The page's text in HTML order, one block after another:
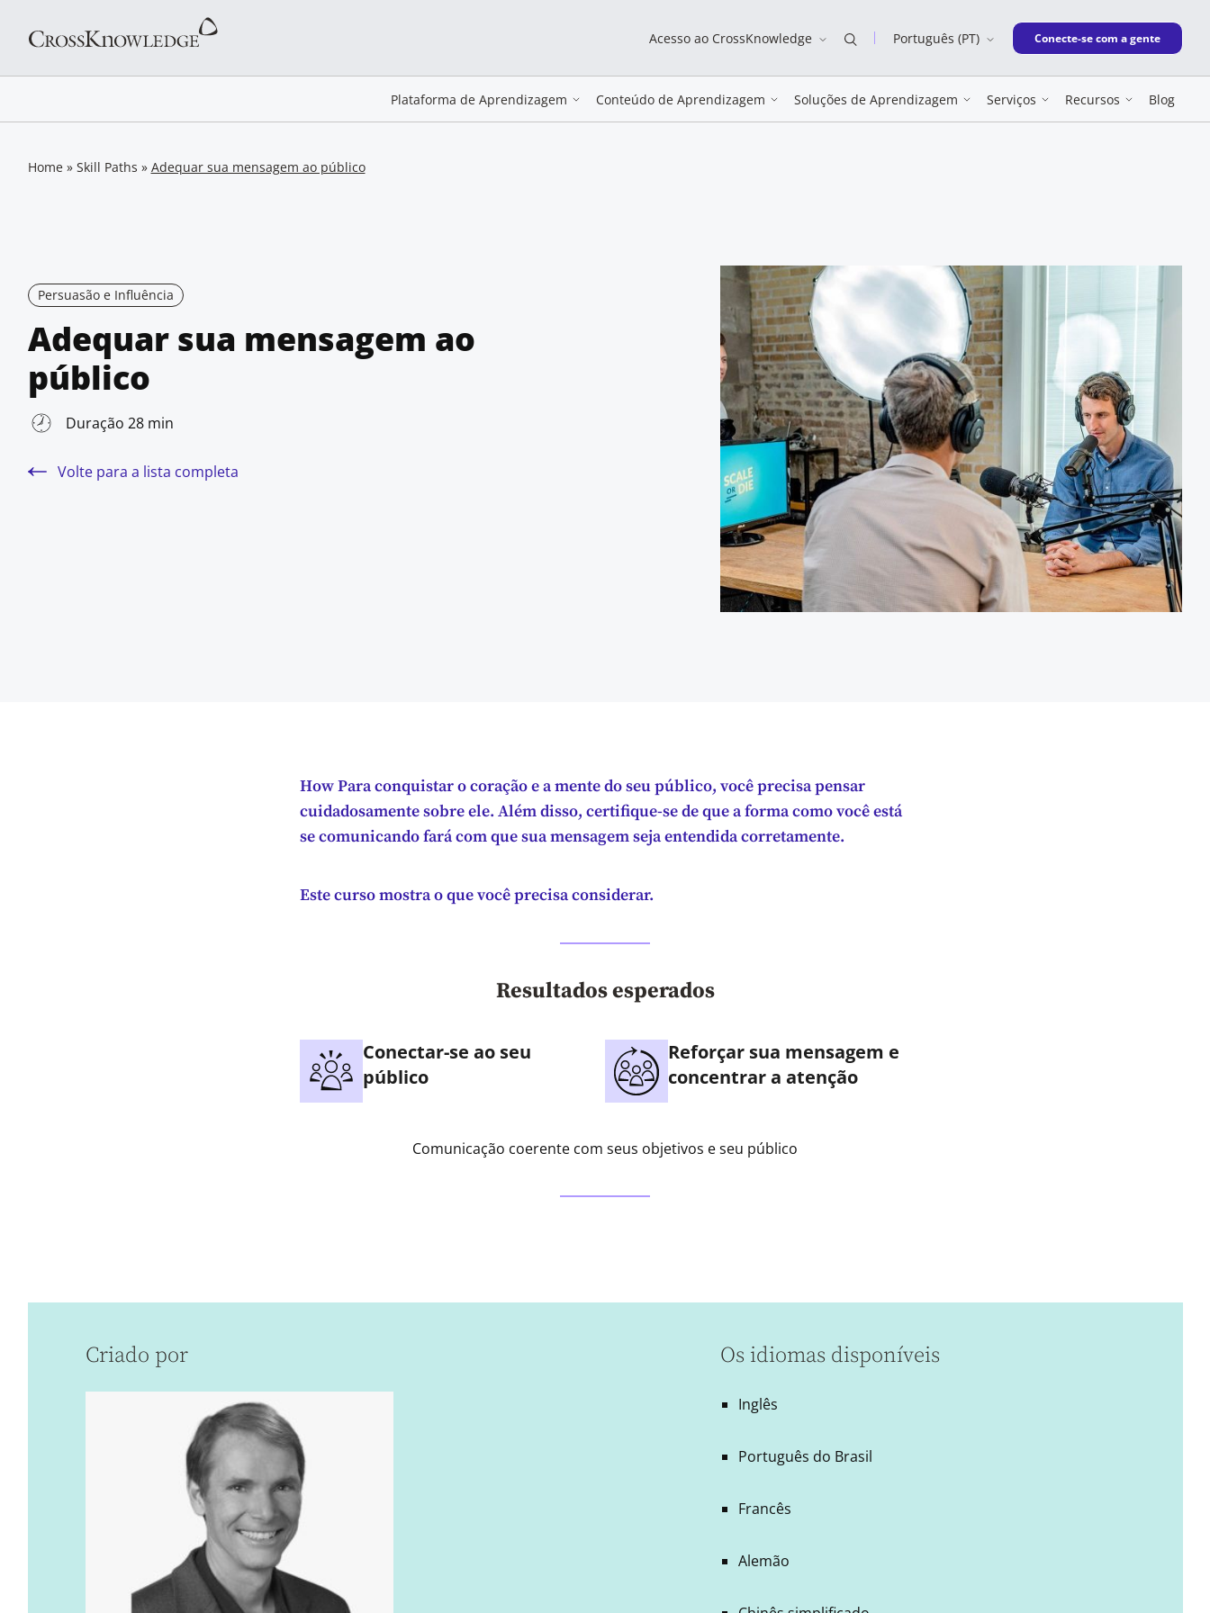
Acesso ao CrossKnowledge Português (PT) New window
Conecte-se com a gente
Plataforma de Aprendizagem Conteúdo de Aprendizagem Soluções de Aprendizagem Serviços Recursos Blog
Home» Skill Paths » Adequar sua mensagem ao público
Persuasão e Influência
Adequar sua mensagem ao
público
Duração 28 min
Volte para a lista completa
How Para conquistar o coração e a mente do seu público, você precisa pensar
cuidadosamente sobre ele. Além disso, certifique-se de que a forma como você está
se comunicando fará com que sua mensagem seja entendida corretamente.
Este curso mostra o que você precisa considerar.
Resultados esperados
Conectar-se ao seu
público
Reforçar sua mensagem e
concentrar a atenção
Comunicação coerente com seus objetivos e seu público
Criado por Os idiomas disponíveis
Inglês
Português do Brasil
Francês
Alemão